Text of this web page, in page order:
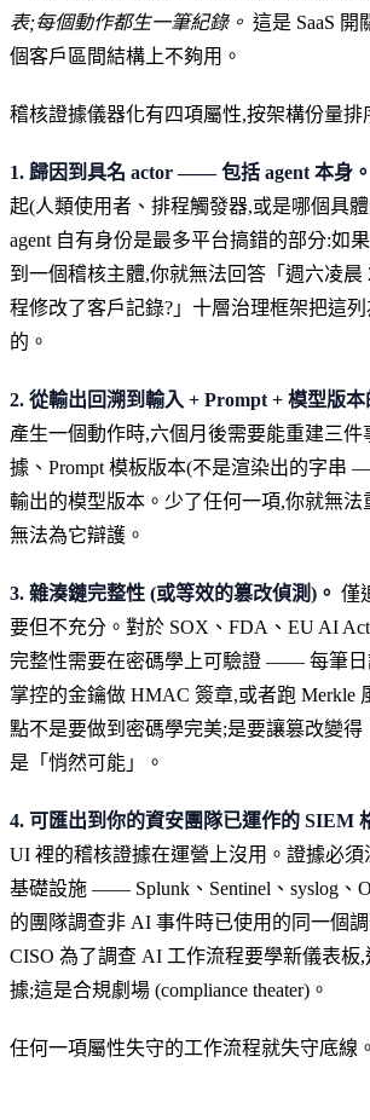
表;每個動作都生一筆紀錄。 這是 SaaS
個客戶區間結構上不夠用。
稽核證據儀器化有四項屬性,按架構份量排
1. 歸因到具名 actor —— 包括 agent 本身。
起(人類使用者、排程觸發器,或是哪個具體
agent 自有身份是最多平台搞錯的部分:如
到一個稽核主體,你就無法回答「週六凌晨
程修改了客戶記錄?」十層治理框架把這列
的。
2. 從輸出回溯到輸入 + Prompt + 模型版本
產生一個動作時,六個月後需要能重建三
據、Prompt 模板版本(不是渲染出的字串
輸出的模型版本。少了任何一項,你就無法
無法為它辯護。
3. 雜湊鏈完整性 (或等效的篡改偵測)。 僅
要但不充分。對於 SOX、FDA、EU AI
完整性需要在密碼學上可驗證 —— 每筆日
掌控的金鑰做 HMAC 簽章,或者跑 Merkle
點不是要做到密碼學完美;是要讓篡改變得
是「悄然可能」。
4. 可匯出到你的資安團隊已運作的 SIEM
UI 裡的稽核證據在運營上沒用。證據必須
基礎設施 —— Splunk、Sentinel、syslog
的團隊調查非 AI 事件時已使用的同一個
CISO 為了調查 AI 工作流程要學新儀表板
據;這是合規劇場 (compliance theater)。
任何一項屬性失守的工作流程就失守底線